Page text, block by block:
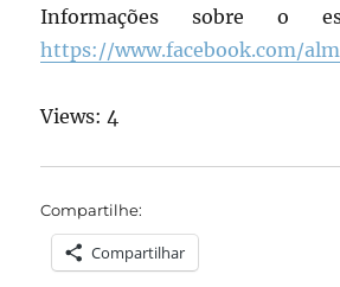
Informações sobre
https://www.facebook.com/
Views: 4
Compartilhe:
Compartilhar